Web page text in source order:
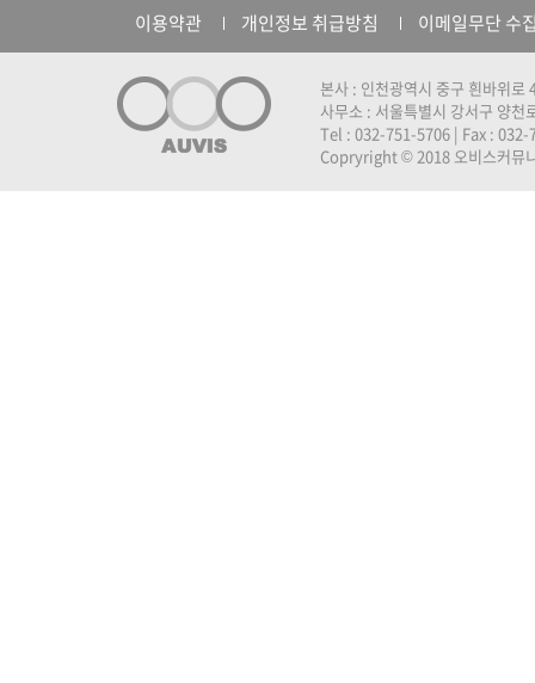
이용약관 개인정보 취급방침 이메일무단 수
본사 : 인천광역시 중구 흰바위
사무소 : 서울특별시 강서구 양천
Tel : 032-751-5706 | Fax :
Copryright © 2018 오비스커뮤